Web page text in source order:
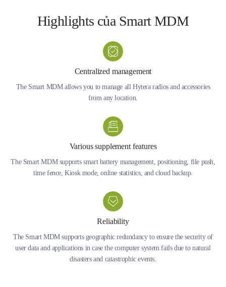
Highlights của Smart MDM
Centralized management
The Smart MDM allows you to manage all Hytera radios and accessories
from any location.
Various supplement features
The Smart MDM supports smart battery management, positioning, file push,
time fence, Kiosk mode, online statistics, and cloud backup.
Reliability
The Smart MDM supports geographic redundancy to ensure the security of
user data and applications in case the computer system fails due to natural
disasters and catastrophic events.